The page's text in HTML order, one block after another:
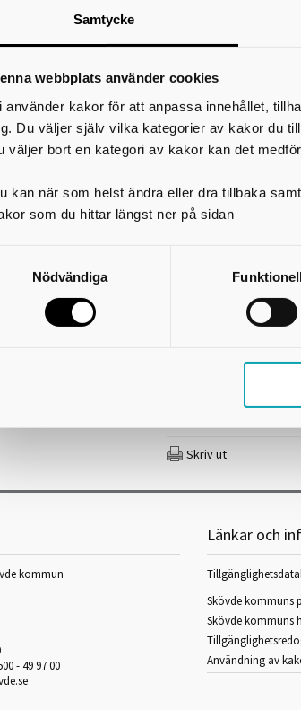
Samtycke
webbplats använder cookies
använder kakor för att anpassa innehållet,
Du väljer själv vilka kategorier av kakor du
väljer bort en kategori av kakor kan det
kan när som helst ändra eller dra tillbaka
som du hittar längst ner på sidan
Nödvändiga
Året var
Samlandet är ett helt
utan även med tidigare
som vi bedömer som
klassiker, men även
konst ut för 50 år
årens inköp på våning
Skriv ut
kommun
- 49 97 00
Länkar och
Skövde kommuns
Skövde kommuns
Användning av